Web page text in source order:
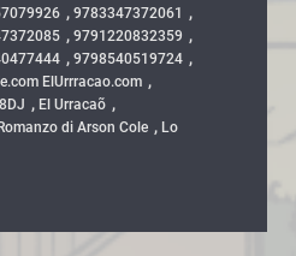
, 9783347372061 ,
, 9791220832359 ,
, 9798540519724 ,
ElUrrracao.com ,
, El Urracaõ ,
di Arson Cole , Lo